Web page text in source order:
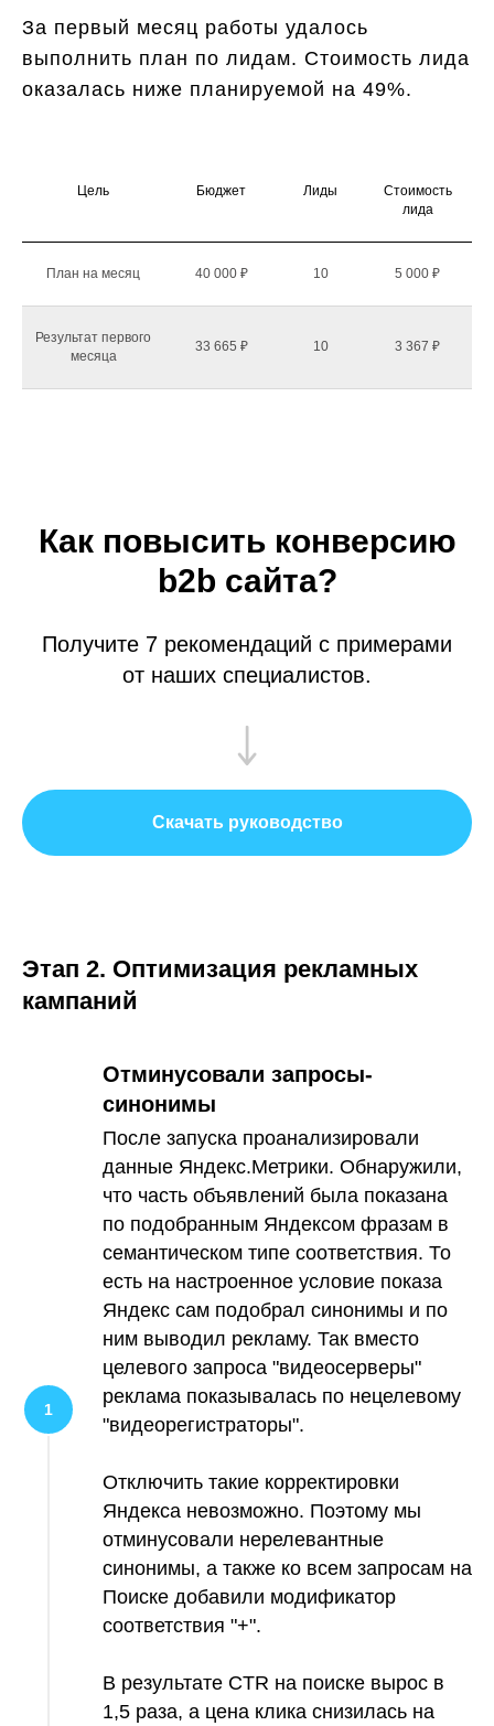
За первый месяц работы удалось
выполнить план по лидам. Стоимость лида
оказалась ниже планируемой на 49%.
Цель Бюджет Лиды
Стоимость
лида
План на месяц 40 000 ₽ 10 5 000 ₽
Результат первого
месяца
33 665 ₽ 10 3 367 ₽
Как повысить конверсию
b2b сайта?
Получите 7 рекомендаций с примерами
от наших специалистов.
Скачать руководство
Этап 2. Оптимизация рекламных
кампаний
Отминусовали запросы-
синонимы
После запуска проанализировали
данные Яндекс.Метрики. Обнаружили,
что часть объявлений была показана
по подобранным Яндексом фразам в
семантическом типе соответствия. То
есть на настроенное условие показа
Яндекс сам подобрал синонимы и по
ним выводил рекламу. Так вместо
целевого запроса "видеосерверы"
реклама показывалась по нецелевому
"видеорегистраторы".
Отключить такие корректировки
Яндекса невозможно. Поэтому мы
отминусовали нерелевантные
синонимы, а также ко всем запросам на
Поиске добавили модификатор
соответствия "+".
В результате CTR на поиске вырос в
1,5 раза, а цена клика снизилась на